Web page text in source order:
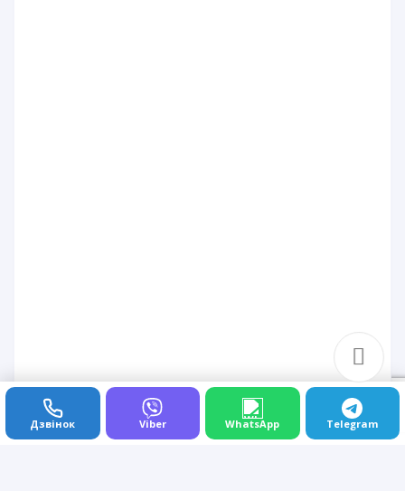
Дзвінок Viber WhatsApp Telegram